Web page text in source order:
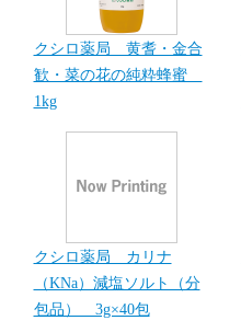
クシロ薬局 黄耆・金合
歓・菜の花の純粋蜂蜜
1kg
クシロ薬局 カリナ
（KNa）減塩ソルト（分
包品） 3g×40包